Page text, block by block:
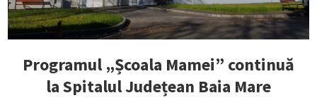
Programul „Școala Mamei” continuă
la Spitalul Județean Baia Mare